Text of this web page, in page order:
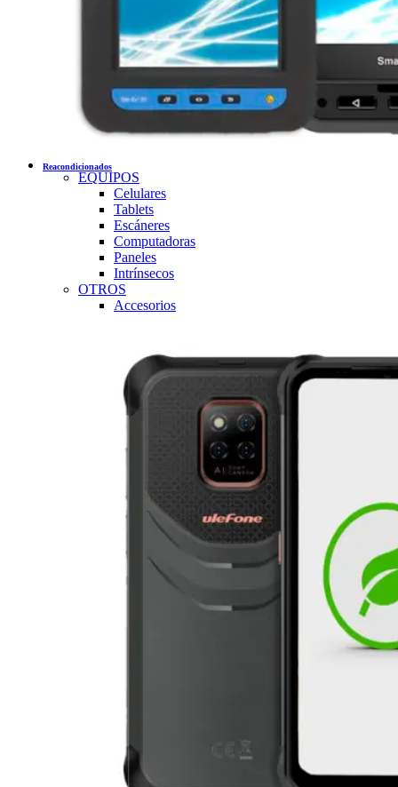
Reacondicionados
EQUIPOS
Celulares
Tablets
Escáneres
Computadoras
Paneles
Intrínsecos
OTROS
Accesorios